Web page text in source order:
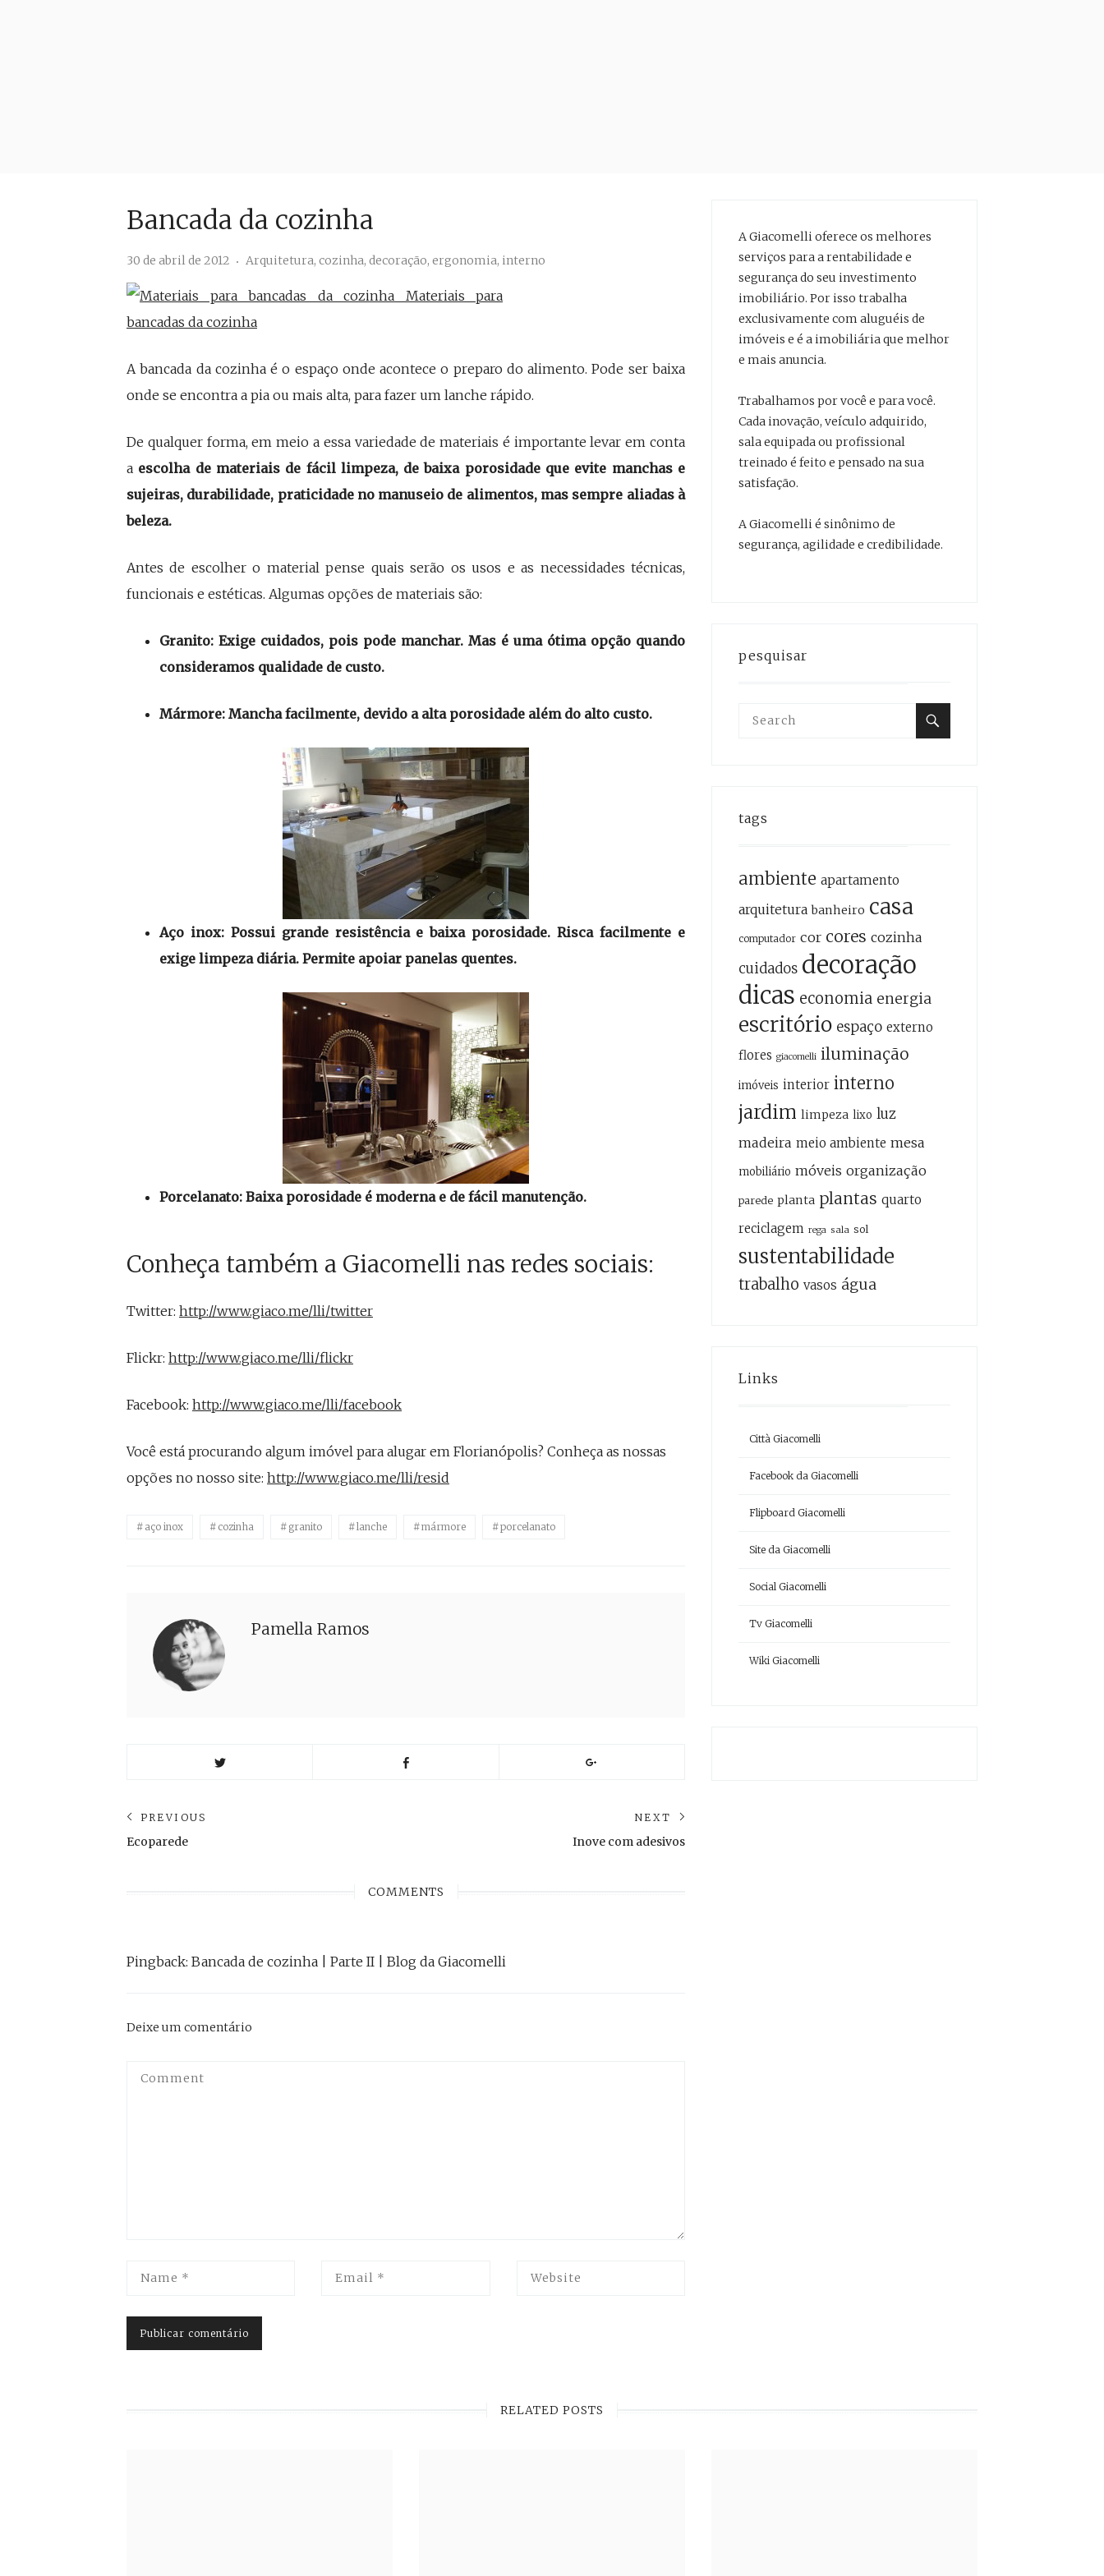
Bancada da cozinha
30 de abril de 2012 Arquitetura, cozinha, decoração, ergonomia, interno
A bancada da cozinha é o espaço onde acontece o preparo do alimento. Pode ser baixa
onde se encontra a pia ou mais alta, para fazer um lanche rápido.
De qualquer forma, em meio a essa variedade de materiais é importante levar em conta
a escolha de materiais de fácil limpeza, de baixa porosidade que evite manchas e
sujeiras, durabilidade, praticidade no manuseio de alimentos, mas sempre aliadas à
beleza.
Antes de escolher o material pense quais serão os usos e as necessidades técnicas,
funcionais e estéticas. Algumas opções de materiais são:
Granito: Exige cuidados, pois pode manchar. Mas é uma ótima opção quando
consideramos qualidade de custo.
Mármore: Mancha facilmente, devido a alta porosidade além do alto custo.
Aço inox: Possui grande resistência e baixa porosidade. Risca facilmente e
exige limpeza diária. Permite apoiar panelas quentes.
Porcelanato: Baixa porosidade é moderna e de fácil manutenção.
Conheça também a Giacomelli nas redes sociais:
Twitter: http://www.giaco.me/lli/twitter
Flickr: http://www.giaco.me/lli/flickr
Facebook: http://www.giaco.me/lli/facebook
Você está procurando algum imóvel para alugar em Florianópolis? Conheça as nossas
opções no nosso site: http://www.giaco.me/lli/resid
aço inox cozinha granito lanche mármore porcelanato
Pamella Ramos
Navegação
de
PREVIOUS
Previous
post:
Ecoparede
NEXT
Next
Inove com adesivos
COMMENTS
Pingback: Bancada de cozinha | Parte II | Blog da Giacomelli
Deixe um comentário
A Giacomelli oferece os melhores
serviços para a rentabilidade e
segurança do seu investimento
imobiliário. Por isso trabalha
exclusivamente com aluguéis de
imóveis e é a imobiliária que melhor
e mais anuncia.
Trabalhamos por você e para você.
Cada inovação, veículo adquirido,
sala equipada ou profissional
treinado é feito e pensado na sua
satisfação.
A Giacomelli é sinônimo de
segurança, agilidade e credibilidade.
pesquisar
Search
tags
ambiente apartamento
arquitetura banheiro casa
computador cor cores cozinha
cuidados decoração
dicas economia energia
escritório espaço externo
flores giacomelli iluminação
imóveis interior interno
jardim limpeza lixo luz
madeira meio ambiente mesa
mobiliário móveis organização
parede planta plantas quarto
reciclagem rega sala sol
sustentabilidade
trabalho vasos água
Links
Città Giacomelli
Facebook da Giacomelli
Flipboard Giacomelli
Site da Giacomelli
Social Giacomelli
Tv Giacomelli
Wiki Giacomelli
RELATED POSTS